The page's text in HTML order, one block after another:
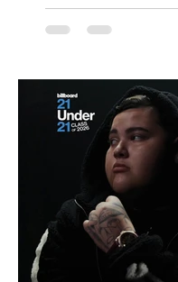
escenario en que los
un papel relevante
desenvolverse en
internacionales, los
recientes muestran
enfrenta importantes
aprendizaje. Según el